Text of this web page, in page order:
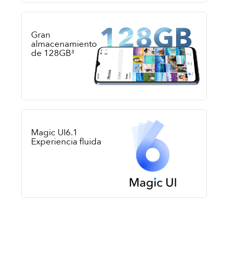
Gran
almacenamiento
de 128GB3
Magic UI6.1
Experiencia fluida